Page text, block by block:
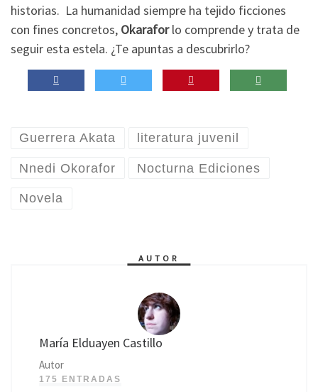
historias. La humanidad siempre ha tejido ficciones
con fines concretos, Okaraforlo comprende y trata de
seguir esta estela. ¿Te apuntas a descubrirlo?
Guerrera Akata literatura juvenil
Nnedi Okorafor Nocturna Ediciones
Novela
AUTOR
María Elduayen Castillo
Autor
175 ENTRADAS